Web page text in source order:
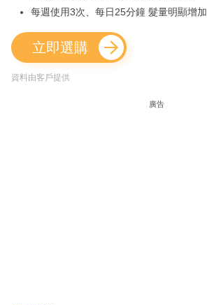
每週使用3次、每日25分鐘 髮量明顯增加
立即選購
資料由客戶提供
廣告